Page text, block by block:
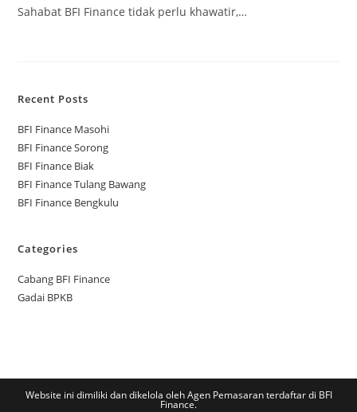
Sahabat BFI Finance tidak perlu khawatir,…
Recent Posts
BFI Finance Masohi
BFI Finance Sorong
BFI Finance Biak
BFI Finance Tulang Bawang
BFI Finance Bengkulu
Categories
Cabang BFI Finance
Gadai BPKB
Website ini dimiliki dan dikelola oleh Agen Pemasaran terdaftar di BFI
Finance.